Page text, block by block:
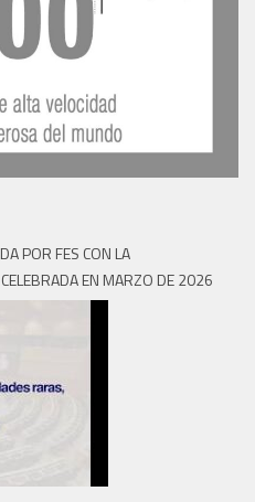
POR FES CON LA
EN MARZO DE 2026